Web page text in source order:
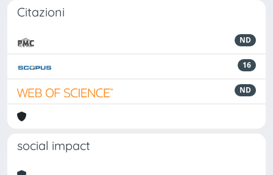
Citazioni
ND
16
ND
social impact